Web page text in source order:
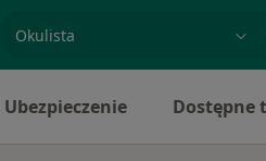
Ubezpieczenie Dostępne